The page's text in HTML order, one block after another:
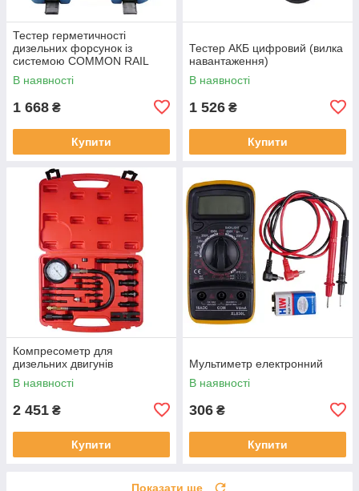
Тестер герметичності
дизельних форсунок із
системою COMMON RAIL
В наявності
1 668 ₴
Купити
Тестер АКБ цифровий (вилка
навантаження)
В наявності
1 526 ₴
Купити
Компресометр для
дизельних двигунів
В наявності
2 451 ₴
Купити
Мультиметр електронний
В наявності
306 ₴
Купити
Показати ще